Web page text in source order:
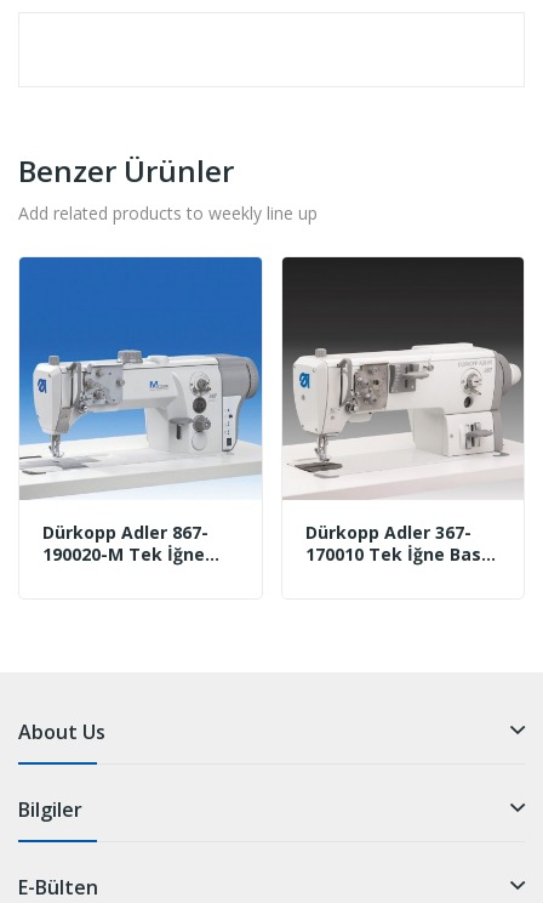
Benzer Ürünler
Add related products to weekly line up
Dürkopp Adler 867-
190020-M Tek İğne
Dürkopp Adler 367-
170010 Tek İğne Baskı
About Us
Bilgiler
E-Bülten